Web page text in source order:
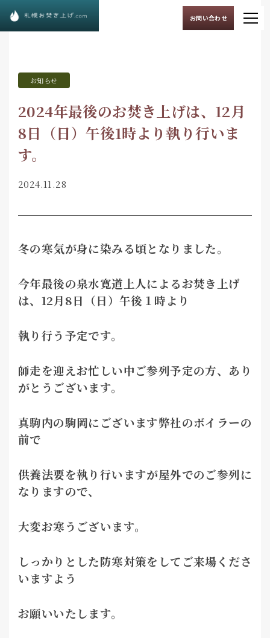
お問い合わせ
お知らせ
2024年最後のお焚き上げは、12月
8日（日）午後1時より執り行いま
す。
2024.11.28
冬の寒気が身に染みる頃となりました。
今年最後の泉水寛道上人によるお焚き上げ
は、12月8日（日）午後１時より
執り行う予定です。
師走を迎えお忙しい中ご参列予定の方、あり
がとうございます。
真駒内の駒岡にございます弊社のボイラーの
前で
供養法要を執り行いますが屋外でのご参列に
なりますので、
大変お寒うございます。
しっかりとした防寒対策をしてご来場くださ
いますよう
お願いいたします。